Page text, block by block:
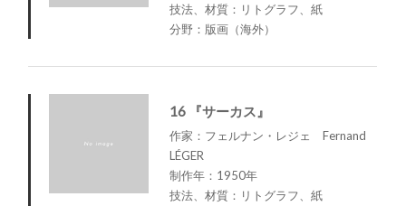
技法、材質：リトグラフ、紙
分野：版画（海外）
16 『サーカス』
作家：フェルナン・レジェ Fernand
LÉGER
制作年：1950年
技法、材質：リトグラフ、紙